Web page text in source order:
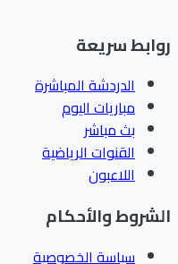
سريعة
الدردشة المباشرة
مباريات اليوم
بث مباشر
القنوات الرياضية
اللاعبون
والأحكام
سياسة الخصوصية